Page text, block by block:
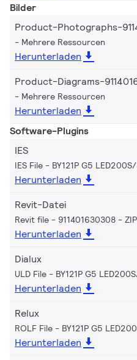
Bilder
Product-Photographs-
Mehrere Ressourcen
Herunterladen
Product-Diagrams-
Mehrere Ressourcen
Herunterladen
Software-Plugins
IES
IES File - BY121P G5
Herunterladen
Revit-Datei
Revit file - 911401630308 ZIP
Herunterladen
Dialux
ULD File - BY121P G5
Herunterladen
Relux
ROLF File - BY121P G5
Herunterladen